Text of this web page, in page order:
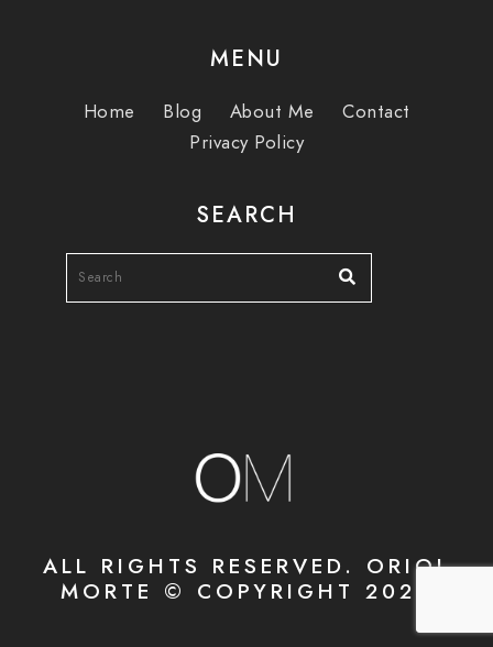
MENU
Home Blog About Me
Contact
Privacy Policy
SEARCH
ALL RIGHTS RESERVED. ORIOL
MORTE © COPYRIGHT 2020